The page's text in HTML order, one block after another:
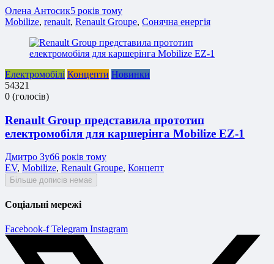
Олена Антосик5 років тому
Mobilize, renault, Renault Groupe, Сонячна енергія
Електромобілі Концепти Новинки
54321
0 (голосів)
Renault Group представила прототип
електромобіля для каршерінга Mobilize EZ-1
Дмитро Зуб6 років тому
EV, Mobilize, Renault Groupe, Концепт
Більше дописів немає
Соціальні мережі
Facebook-f Telegram Instagram